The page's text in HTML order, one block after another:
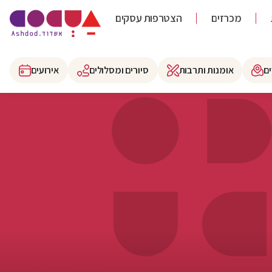
הצטרפות עסקים מכרזים
אירועים סיורים ומסלולים אומנות ותרבות